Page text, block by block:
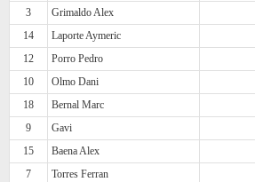
3
Grimaldo Alex
14
Laporte Aymeric
12
Porro Pedro
10
Olmo Dani
18
Bernal Marc
9
Gavi
15
Baena Alex
7
Torres Ferran